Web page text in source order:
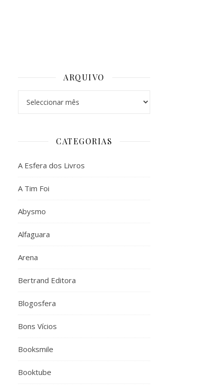
ARQUIVO
CATEGORIAS
A Esfera dos Livros
A Tim Foi
Abysmo
Alfaguara
Arena
Bertrand Editora
Blogosfera
Bons Vícios
Booksmile
Booktube